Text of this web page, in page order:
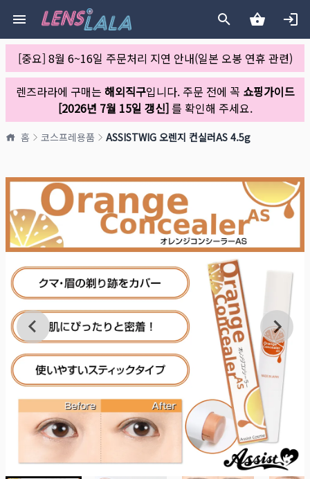
[중요] 8월 6~16일 주문처리 지연 안내(일본 오봉 연휴 관련)
렌즈라라에 구매는 해외직구입니다. 주문 전에 꼭 쇼핑가이드
[2026년 7월 15일 갱신]를 확인해 주세요.
홈 코스프레용품 ASSISTWIG 오렌지 컨실러AS 4.5g